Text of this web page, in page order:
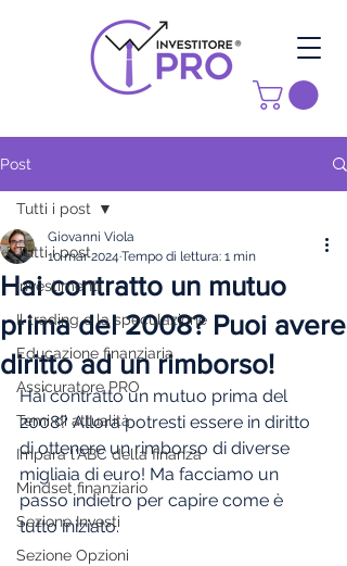
Post
Tutti i post
investimenti
Il trading e la speculazione
Educazione finanziaria
Assicuratore PRO
Temi di attualità
Impara l'ABC della finanza
Mindset finanziario
Sezione Investi
Sezione Opzioni
Tutti i post
Hai contratto un mutuo
prima del 2008? Puoi avere
diritto ad un rimborso!
Giovanni Viola
10 mar 2024 Tempo di lettura: 1 min
Hai contratto un mutuo prima del
2008? Allora potresti essere in diritto
di ottenere un rimborso di diverse
migliaia di euro! Ma facciamo un
passo indietro per capire come è
tutto iniziato.